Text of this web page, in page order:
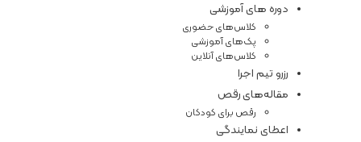
دوره های آموزشی
کلاس‌های حضوری
پک‌های آموزشی
کلاس‌های آنلاین
رزرو تیم اجرا
مقاله‌های رقص
رقص برای کودکان
اعطای نمایندگی